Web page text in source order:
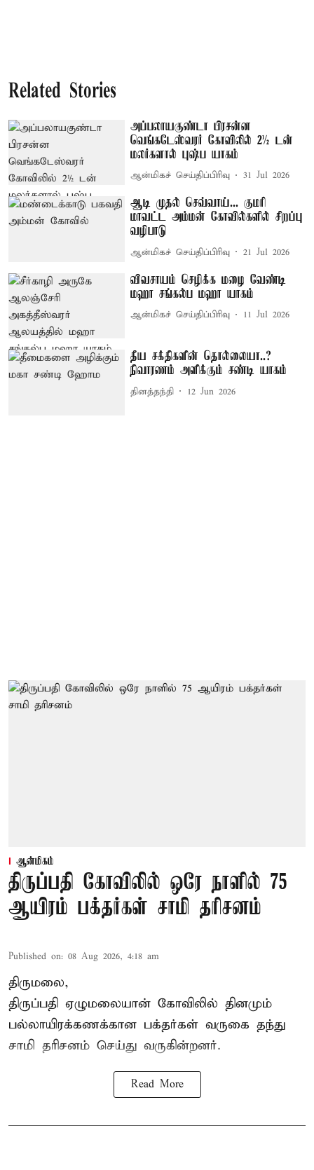
Related Stories
அப்பலாயகுண்டா பிரசன்ன
வெங்கடேஸ்வரர் கோவிலில் 2½ டன்
மலர்களால் புஷ்ப யாகம்
ஆன்மிகச் செய்திப்பிரிவு 31 Jul 2026
ஆடி முதல் செவ்வாய்... குமரி
மாவட்ட அம்மன் கோவில்களில் சிறப்பு
வழிபாடு
ஆன்மிகச் செய்திப்பிரிவு 21 Jul 2026
விவசாயம் செழிக்க மழை வேண்டி
மஹா சங்கல்ப மஹா யாகம்
ஆன்மிகச் செய்திப்பிரிவு 11 Jul 2026
தீய சக்திகளின் தொல்லையா..?
நிவாரணம் அளிக்கும் சண்டி யாகம்
தினத்தந்தி 12 Jun 2026
ஆன்மிகம்
திருப்பதி கோவிலில் ஒரே நாளில் 75
ஆயிரம் பக்தர்கள் சாமி தரிசனம்
Published on: 08 Aug 2026, 4:18 am
திருமலை,
திருப்பதி ஏழுமலையான் கோவிலில் தினமும்
பல்லாயிரக்கணக்கான பக்தர்கள் வருகை தந்து
சாமி தரிசனம் செய்து வருகின்றனர்.
Read More